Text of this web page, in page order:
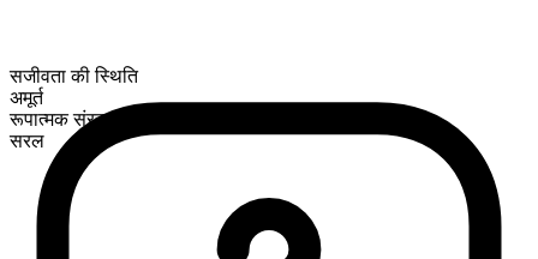
सजीवता की स्थिति
अमूर्त
रूपात्मक संरचना
सरल